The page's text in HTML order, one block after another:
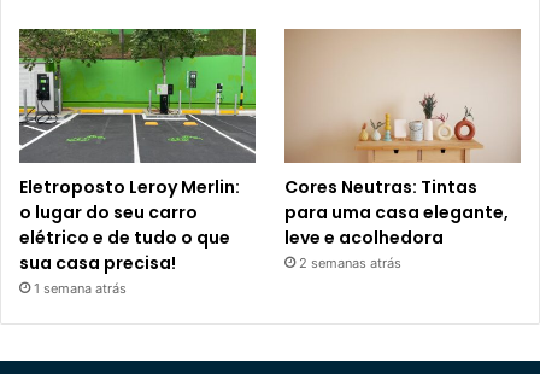
Eletroposto Leroy Merlin:
o lugar do seu carro
elétrico e de tudo o que
sua casa precisa!
1 semana atrás
Cores Neutras: Tintas
para uma casa elegante,
leve e acolhedora
2 semanas atrás